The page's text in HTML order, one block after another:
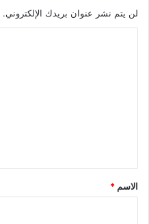
لن يتم نشر عنوان بريدك الإلكتروني.
*
الاسم *